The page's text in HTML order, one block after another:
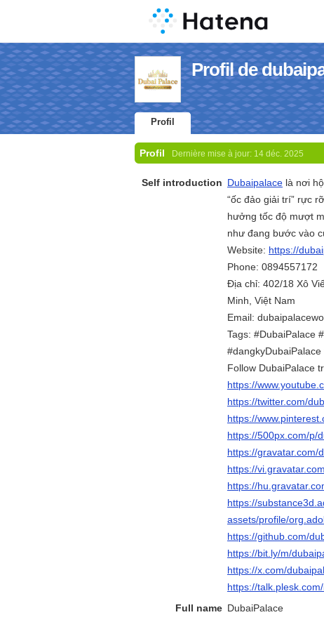
Profil de
Profil
Profil Dernière mise à jour: 14 déc. 2025
Self introduction Dubaipalace là nơi
“ốc đảo giải trí” rực
hưởng tốc độ mượt
như đang bước vào
Website: https://
Phone: 0894557172
Địa chỉ: 402/18 Xô
Minh, Việt Nam
Email:
Tags: #DubaiPalace
Follow DubaiPalace
https://
https://twitter.com/
https://
https://500px.com/p/
https://gravatar.com/
https://
https://
https://
assets/profile/
https://github.com/
https://bit.ly/m/
https://x.com/
https://
Full name DubaiPalace